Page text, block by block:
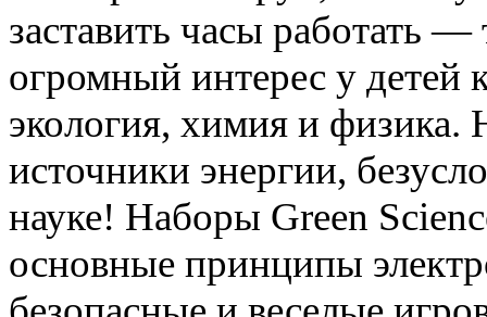
заставить часы работать
огромный интерес у детей
экология, химия и физика.
источники энергии,
науке! Наборы Green
основные принципы